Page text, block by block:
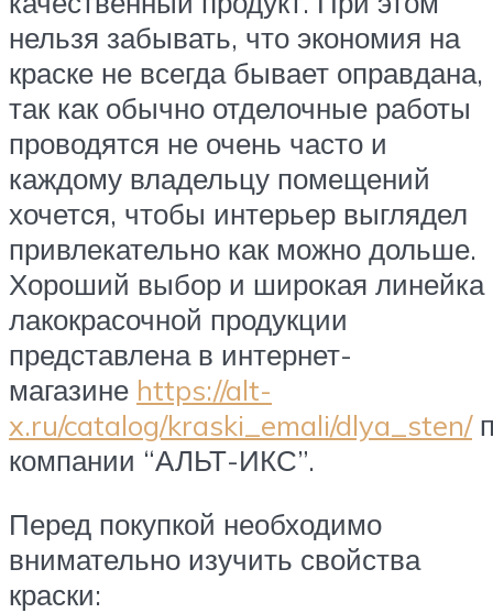
нельзя забывать, что экономия на
краске не всегда бывает оправдана,
так как обычно отделочные работы
проводятся не очень часто и
каждому владельцу помещений
хочется, чтобы интерьер выглядел
привлекательно как можно дольше.
Хороший выбор и широкая линейка
лакокрасочной продукции
представлена в интернет-
магазине https://alt-
x.ru/catalog/kraski_emali/dlya_sten/
компании “АЛЬТ-ИКС”.
Перед покупкой необходимо
внимательно изучить свойства
краски: